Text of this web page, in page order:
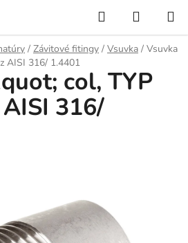
Hľadať
KOŠÍK
/ Závitové fitingy / Vsuvka / Vsuvka
AISI 316/ 1.4401
col, TYP
316/